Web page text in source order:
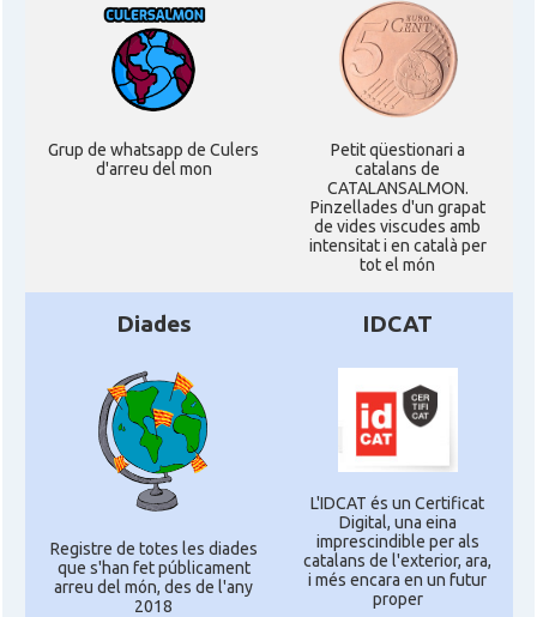
Grup de whatsapp de Culers
d'arreu del mon
Petit qüestionari a
catalans de
CATALANSALMON.
Pinzellades d'un grapat
de vides viscudes amb
intensitat i en català per
tot el món
Diades
Registre de totes les diades
que s'han fet públicament
arreu del món, des de l'any
2018
IDCAT
L'IDCAT és un Certificat
Digital, una eina
imprescindible per als
catalans de l'exterior, ara,
i més encara en un futur
proper